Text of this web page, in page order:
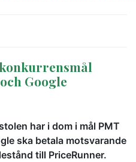
Google
har i dom i mål PMT
ska betala motsvarande
till PriceRunner.